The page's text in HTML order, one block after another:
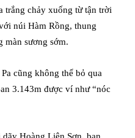
trắng chảy xuống từ tận trời
núi Hàm Rồng, thung
màn sương sớm.
cũng không thể bỏ qua
3.143m được ví như “nóc